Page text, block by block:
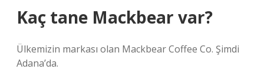
Kaç tane Mackbear var?
Ülkemizin markası olan Mackbear Coffee Co. Şimdi
Adana’da.